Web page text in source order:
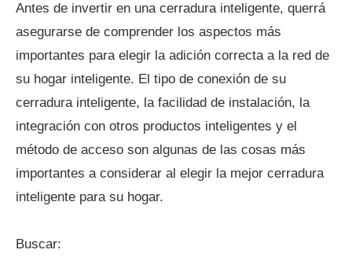
Antes de invertir en una cerradura inteligente, querrá
asegurarse de comprender los aspectos más
importantes para elegir la adición correcta a la red de
su hogar inteligente. El tipo de conexión de su
cerradura inteligente, la facilidad de instalación, la
integración con otros productos inteligentes y el
método de acceso son algunas de las cosas más
importantes a considerar al elegir la mejor cerradura
inteligente para su hogar.
Buscar: